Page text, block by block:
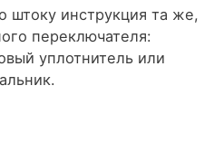
штоку инструкция та же,
переключателя:
уплотнитель или